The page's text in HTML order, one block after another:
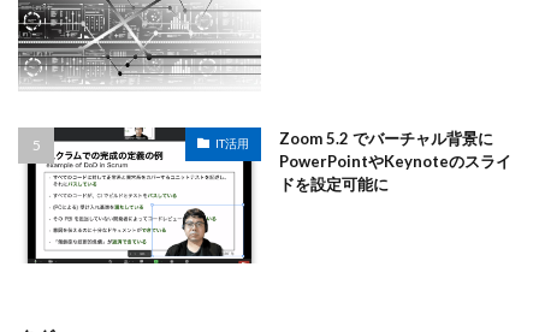
IT活用
Zoom 5.2 でバーチャル背景に
PowerPointやKeynoteのスライ
ドを設定可能に